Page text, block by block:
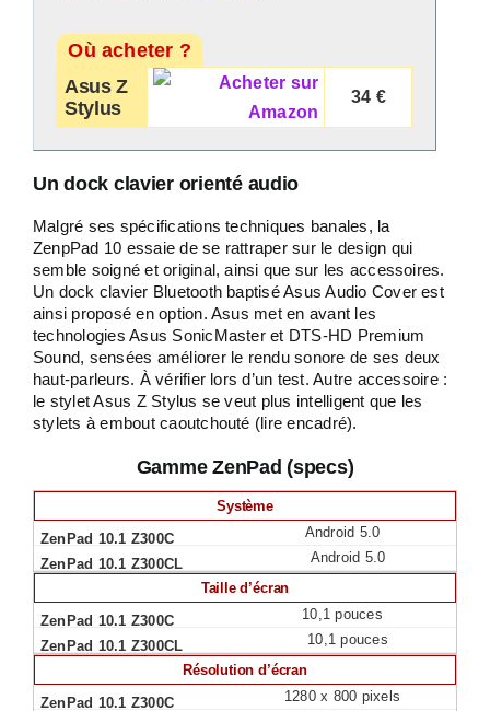
Où acheter ?
Asus Z
Stylus
34 €
Un dock clavier orienté audio
Malgré ses spécifications techniques banales, la
ZenpPad 10 essaie de se rattraper sur le design qui
semble soigné et original, ainsi que sur les accessoires.
Un dock clavier Bluetooth baptisé Asus Audio Cover est
ainsi proposé en option. Asus met en avant les
technologies Asus SonicMaster et DTS-HD Premium
Sound, sensées améliorer le rendu sonore de ses deux
haut-parleurs. À vérifier lors d’un test. Autre accessoire :
le stylet Asus Z Stylus se veut plus intelligent que les
stylets à embout caoutchouté (lire encadré).
Gamme ZenPad (specs)
Système
Android 5.0
Android 5.0
Taille d’écran
10,1 pouces
10,1 pouces
Résolution d’écran
1280 x 800 pixels